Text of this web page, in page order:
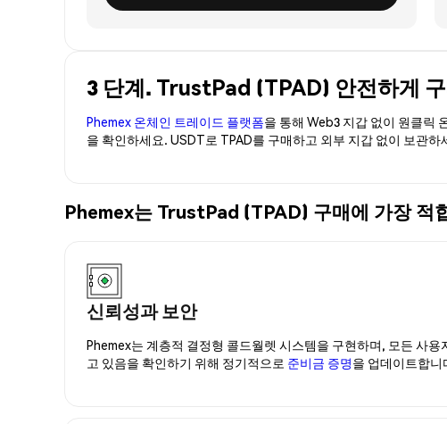
3 단계. TrustPad (TPAD) 안전하게
Phemex 온체인 트레이드 플랫폼을 통해 Web3 지갑 없이 원클릭
을 확인하세요. USDT로 TPAD를 구매하고 외부 지갑 없이 보관
Phemex는 TrustPad (TPAD) 구매에 가장 적
신뢰성과 보안
Phemex는 계층적 결정형 콜드월렛 시스템을 구현하며, 모든 사용
고 있음을 확인하기 위해 정기적으로 준비금 증명을 업데이트합니